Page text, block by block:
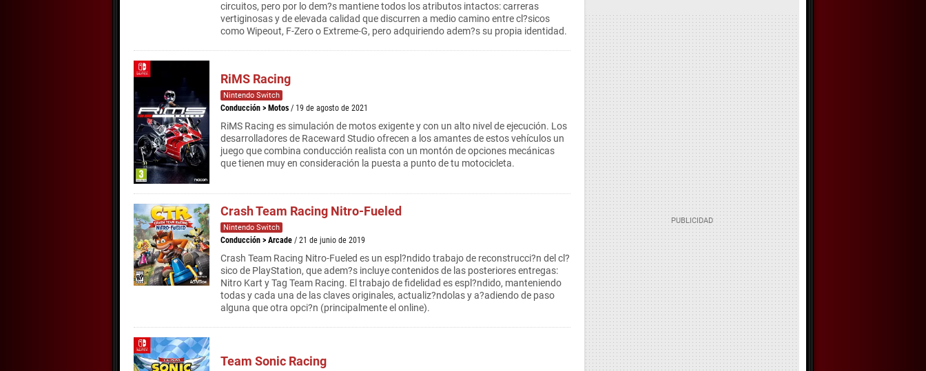
circuitos, pero por lo dem?s mantiene todos los atributos intactos: carreras
vertiginosas y de elevada calidad que discurren a medio camino entre cl?sicos
como Wipeout, F-Zero o Extreme-G, pero adquiriendo adem?s su propia identidad.
RiMS Racing
Nintendo Switch
Conducción > Motos / 19 de agosto de 2021
RiMS Racing es simulación de motos exigente y con un alto nivel de ejecución. Los
desarrolladores de Raceward Studio ofrecen a los amantes de estos vehículos un
juego que combina conducción realista con un montón de opciones mecánicas
que tienen muy en consideración la puesta a punto de tu motocicleta.
Crash Team Racing Nitro-Fueled
Nintendo Switch
Conducción > Arcade / 21 de junio de 2019
Crash Team Racing Nitro-Fueled es un espl?ndido trabajo de reconstrucci?n del cl?
sico de PlayStation, que adem?s incluye contenidos de las posteriores entregas:
Nitro Kart y Tag Team Racing. El trabajo de fidelidad es espl?ndido, manteniendo
todas y cada una de las claves originales, actualiz?ndolas y a?adiendo de paso
alguna que otra opci?n (principalmente el online).
Team Sonic Racing